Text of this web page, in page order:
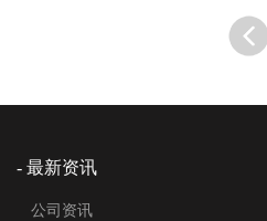
- 最新资讯
公司资讯